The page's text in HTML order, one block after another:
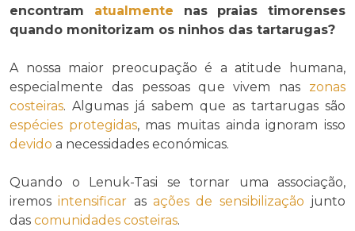
encontram atualmente nas praias timorenses
quando monitorizam os ninhos das tartarugas?
A nossa maior preocupação é a atitude humana,
especialmente das pessoas que vivem nas zonas
costeiras. Algumas já sabem que as tartarugas são
espécies protegidas, mas muitas ainda ignoram isso
devido a necessidades económicas.
Quando o Lenuk-Tasi se tornar uma associação,
iremosintensificar asações de sensibilização junto
das comunidades costeiras.